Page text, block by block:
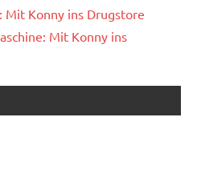
Mit Konny ins Drugstore
Mit Konny ins